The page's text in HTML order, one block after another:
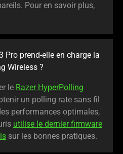
Pour en savoir plus,
Pro prend-elle en charge la
Wireless ?
le Razer HyperPolling
un polling rate sans fil
performances optimales,
utilise le dernier firmware
sur les bonnes pratiques.